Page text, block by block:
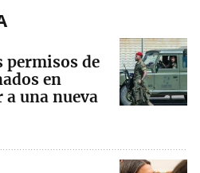
permisos de
en
a una nueva